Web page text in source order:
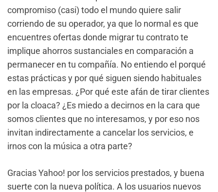
compromiso (casi) todo el mundo quiere salir
corriendo de su operador, ya que lo normal es que
encuentres ofertas donde migrar tu contrato te
implique ahorros sustanciales en comparación a
permanecer en tu compañía. No entiendo el porqué
estas prácticas y por qué siguen siendo habituales
en las empresas. ¿Por qué este afán de tirar clientes
por la cloaca? ¿Es miedo a decirnos en la cara que
somos clientes que no interesamos, y por eso nos
invitan indirectamente a cancelar los servicios, e
irnos con la música a otra parte?
Gracias Yahoo! por los servicios prestados, y buena
suerte con la nueva política. A los usuarios nuevos